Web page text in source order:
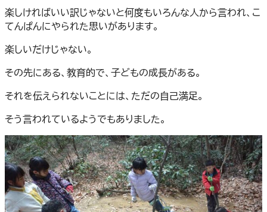
楽しければいい訳じゃないと何度もいろんな人から言われ、こ
てんぱんにやられた思いがあります。
楽しいだけじゃない。
その先にある、教育的で、子どもの成長がある。
それを伝えられないことには、ただの自己満足。
そう言われているようでもありました。